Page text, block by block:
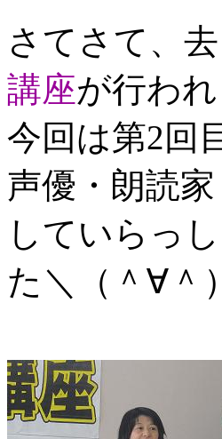
さてさて、
講座が行わ
今回は第2回
声優・朗読
していらっ
た＼（＾∀＾